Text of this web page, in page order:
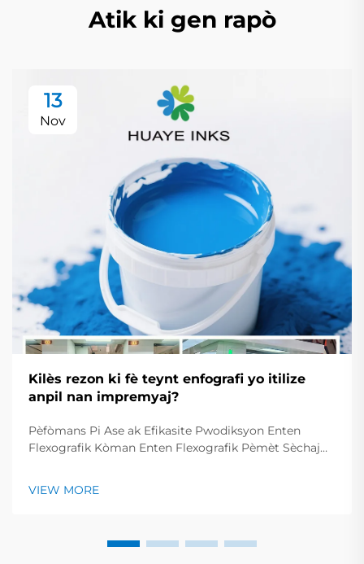
Atik ki gen rapò
13
Nov
Kilès rezon ki fè teynt enfografi yo itilize
anpil nan impremyaj?
Pèfòmans Pi Ase ak Efikasite Pwodiksyon Enten
Flexografik Kòman Enten Flexografik Pèmèt Sèchaj
ideyal pou pwodui anpil materyèl enprime...
VIEW MORE